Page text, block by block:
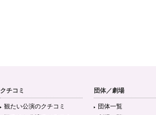
クチコミ
観たい公演のクチコミ
団体／劇場
団体一覧